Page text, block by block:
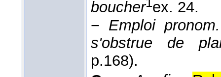
boucher ex. 24.
− Emploi
s'obstrue de
p.168).